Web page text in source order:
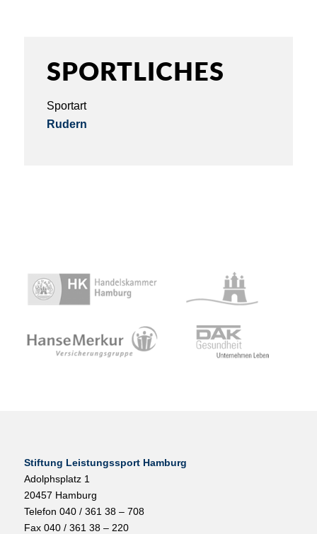
SPORTLICHES
Sportart
Rudern
Stiftung Leistungssport Hamburg
Adolphsplatz 1
20457 Hamburg
Telefon 040 / 361 38 – 708
Fax 040 / 361 38 – 220